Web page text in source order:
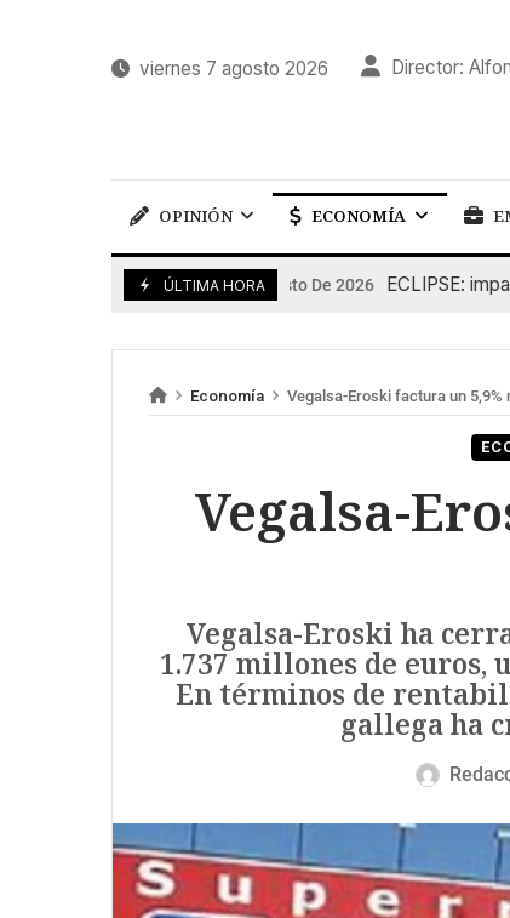
viernes 7 agosto 2026 Director:
OPINIÓN ECONOMÍA
ÚLTIMA HORA
6 De Agosto De 2026 ECLIPSE: impacto
Economía Vegalsa-Eroski factura un 5,9%
Vegalsa-
Vegalsa-Eroski ha
1.737 millones de euros,
En términos de
gallega ha